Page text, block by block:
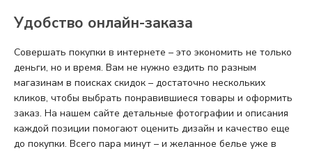
Удобство онлайн-заказа
Совершать покупки в интернете – это экономить не только
деньги, но и время. Вам не нужно ездить по разным
магазинам в поисках скидок – достаточно нескольких
кликов, чтобы выбрать понравившиеся товары и оформить
заказ. На нашем сайте детальные фотографии и описания
каждой позиции помогают оценить дизайн и качество еще
до покупки. Всего пара минут – и желанное белье уже в